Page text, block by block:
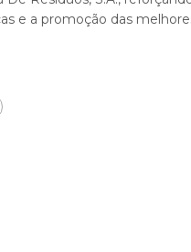
e a promoção das